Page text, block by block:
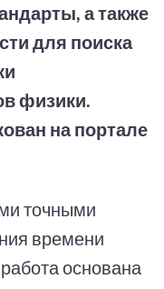
а также
для поиска
физики.
на портале
точными
времени
основана